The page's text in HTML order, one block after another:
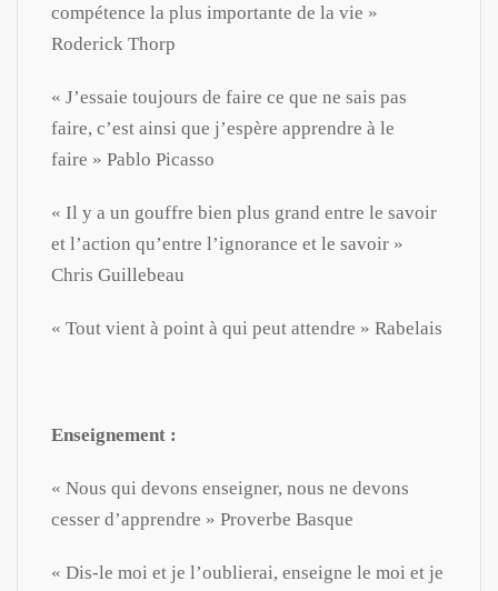
compétence la plus importante de la vie »
Roderick Thorp
« J’essaie toujours de faire ce que ne sais pas
faire, c’est ainsi que j’espère apprendre à le
faire » Pablo Picasso
« Il y a un gouffre bien plus grand entre le savoir
et l’action qu’entre l’ignorance et le savoir »
Chris Guillebeau
« Tout vient à point à qui peut attendre » Rabelais
Enseignement :
« Nous qui devons enseigner, nous ne devons
cesser d’apprendre » Proverbe Basque
« Dis-le moi et je l’oublierai, enseigne le moi et je